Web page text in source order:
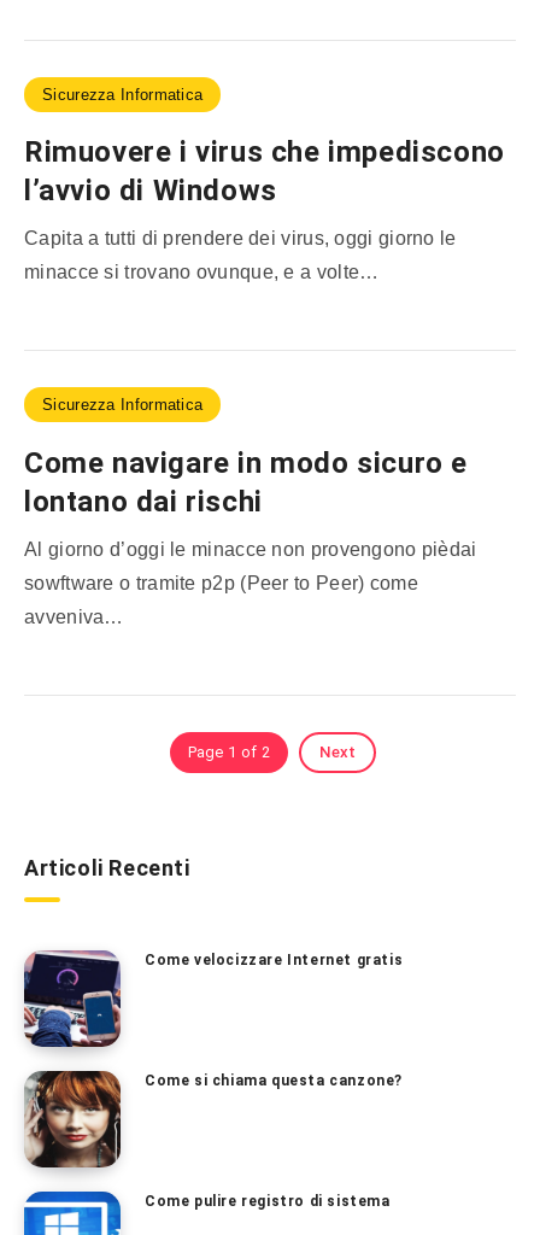
Sicurezza Informatica
Rimuovere i virus che impediscono
l’avvio di Windows
Capita a tutti di prendere dei virus, oggi giorno le
minacce si trovano ovunque, e a volte…
Sicurezza Informatica
Come navigare in modo sicuro e
lontano dai rischi
Al giorno d’oggi le minacce non provengono pièdai
sowftware o tramite p2p (Peer to Peer) come
avveniva…
Page 1 of 2 Next
Articoli Recenti
Come velocizzare Internet gratis
Come si chiama questa canzone?
Come pulire registro di sistema